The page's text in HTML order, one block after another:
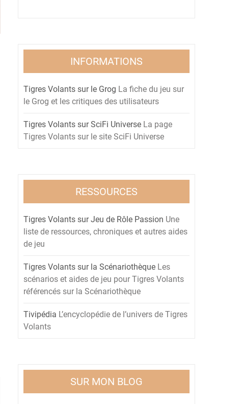
INFORMATIONS
Tigres Volants sur le Grog La fiche du jeu sur
le Grog et les critiques des utilisateurs
Tigres Volants sur SciFi Universe La page
Tigres Volants sur le site SciFi Universe
RESSOURCES
Tigres Volants sur Jeu de Rôle Passion Une
liste de ressources, chroniques et autres aides
de jeu
Tigres Volants sur la Scénariothèque Les
scénarios et aides de jeu pour Tigres Volants
référencés sur la Scénariothèque
Tivipédia L’encyclopédie de l’univers de Tigres
Volants
SUR MON BLOG